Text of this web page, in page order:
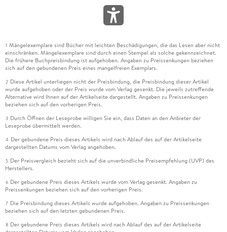
1 Mängelexemplare sind Bücher mit leichten Beschädigungen, die das Lesen aber nicht
einschränken. Mängelexemplare sind durch einen Stempel als solche gekennzeichnet.
Die frühere Buchpreisbindung ist aufgehoben. Angaben zu Preissenkungen beziehen
sich auf den gebundenen Preis eines mangelfreien Exemplars.
2 Diese Artikel unterliegen nicht der Preisbindung, die Preisbindung dieser Artikel
wurde aufgehoben oder der Preis wurde vom Verlag gesenkt. Die jeweils zutreffende
Alternative wird Ihnen auf der Artikelseite dargestellt. Angaben zu Preissenkungen
beziehen sich auf den vorherigen Preis.
3 Durch Öffnen der Leseprobe willigen Sie ein, dass Daten an den Anbieter der
Leseprobe übermittelt werden.
4 Der gebundene Preis dieses Artikels wird nach Ablauf des auf der Artikelseite
dargestellten Datums vom Verlag angehoben.
5 Der Preisvergleich bezieht sich auf die unverbindliche Preisempfehlung (UVP) des
Herstellers.
6 Der gebundene Preis dieses Artikels wurde vom Verlag gesenkt. Angaben zu
Preissenkungen beziehen sich auf den vorherigen Preis.
7 Die Preisbindung dieses Artikels wurde aufgehoben. Angaben zu Preissenkungen
beziehen sich auf den letzten gebundenen Preis.
8 Der gebundene Preis dieses Artikels wird nach Ablauf des auf der Artikelseite